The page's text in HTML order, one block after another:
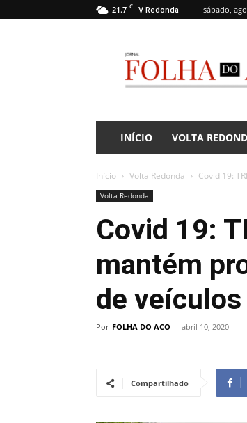
21.7 C V Redonda sábado,
Folha
do
Aço
INÍCIO VOLTA
Início Volta Redonda Covid 19:
Volta Redonda
Covid 19:
mantém
de
Por FOLHA DO ACO - abril 10, 2020
Compartilhado